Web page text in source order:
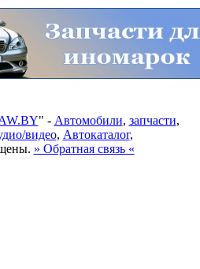
" - Автомобили, запчасти,
видео, Автокаталог,
» Обратная связь «